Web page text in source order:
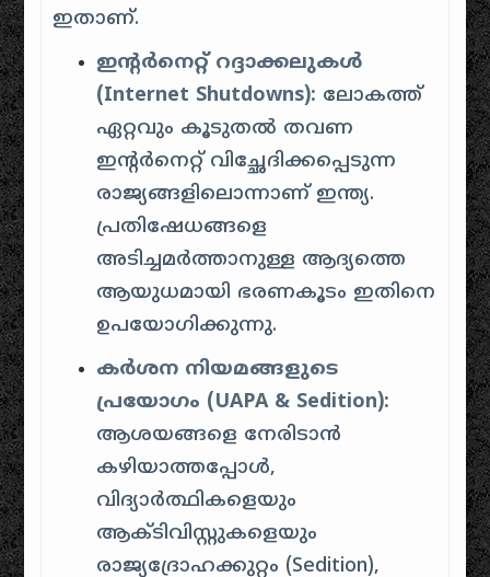
ഇതാണ്.
ഇന്റർനെറ്റ് റദ്ദാക്കലുകൾ
(Internet Shutdowns): ലോകത്ത്
ഏറ്റവും കൂടുതൽ തവണ
ഇന്റർനെറ്റ് വിച്ഛേദിക്കപ്പെടുന്ന
രാജ്യങ്ങളിലൊന്നാണ് ഇന്ത്യ.
പ്രതിഷേധങ്ങളെ
അടിച്ചമർത്താനുള്ള ആദ്യത്തെ
ആയുധമായി ഭരണകൂടം ഇതിനെ
ഉപയോഗിക്കുന്നു.
കർശന നിയമങ്ങളുടെ
പ്രയോഗം (UAPA & Sedition):
ആശയങ്ങളെ നേരിടാൻ
കഴിയാത്തപ്പോൾ,
വിദ്യാർത്ഥികളെയും
ആക്ടിവിസ്റ്റുകളെയും
രാജ്യദ്രോഹക്കുറ്റം (Sedition),